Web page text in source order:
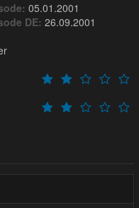
05.01.2001
DE: 26.09.2001